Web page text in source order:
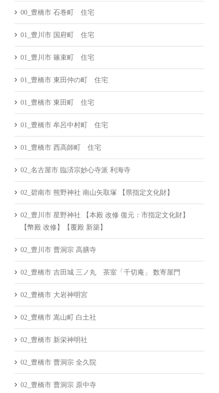
00_豊橋市 石巻町 住宅
01_豊川市 国府町 住宅
01_豊川市 篠束町 住宅
01_豊橋市 東田仲の町 住宅
01_豊橋市 東田町 住宅
01_豊橋市 牟呂中村町 住宅
01_豊橋市 西高師町 住宅
02_名古屋市 臨済宗妙心寺派 利海寺
02_碧南市 熊野神社 南山矢取塚 【県指定文化財】
02_豊川市 星野神社 【本殿 改修 復元：市指定文化財】
【幣殿 改修】【覆殿 新築】
02_豊川市 曹洞宗 高膳寺
02_豊橋市 吉田城 三ノ丸 茶室「千切庵」 数寄屋門
02_豊橋市 大岩神明宮
02_豊橋市 嵩山町 白土社
02_豊橋市 新栄神明社
02_豊橋市 曹洞宗 全久院
02_豊橋市 曹洞宗 原中寺